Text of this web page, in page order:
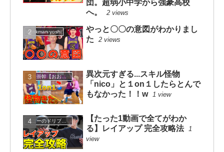
団。超弱小中学から強豪高校
へ。
2 views
dunkman yoshi
やっと〇〇の意図がわかりまし
た
2 views
大井崇幹【おおいたかよし】
異次元すぎる...スキル怪物
「nico」と１on１したらとんで
もなかった！！w
1 view
コニーのドリブルスクール
【たった1動画で全てがわか
る】レイアップ 完全攻略法 1
view